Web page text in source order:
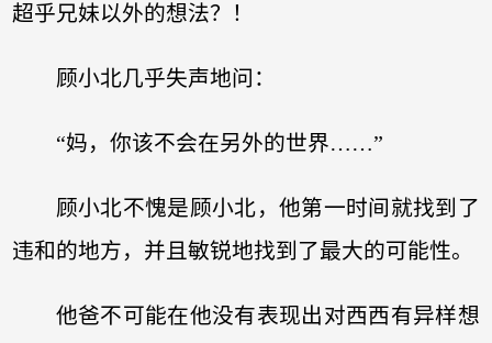
超乎兄妹以外的想法？！
顾小北几乎失声地问：
“妈，你该不会在另外的世界……”
顾小北不愧是顾小北，他第一时间就找到了
违和的地方，并且敏锐地找到了最大的可能性。
他爸不可能在他没有表现出对西西有异样想